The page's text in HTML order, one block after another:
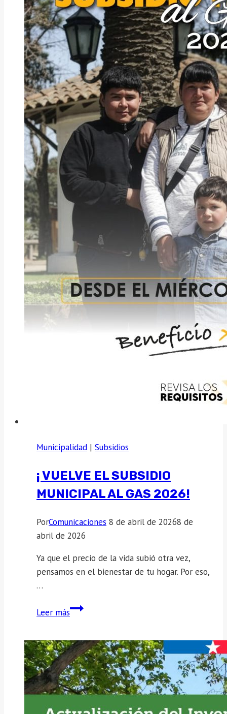
Municipalidad | Subsidios
¡ VUELVE EL SUBSIDIO
MUNICIPAL AL GAS 2026!
PorComunicaciones 8 de abril de 20268 de
abril de 2026
Ya que el precio de la vida subió otra vez,
pensamos en el bienestar de tu hogar. Por eso,
…
Leer más¡
SUBSIDIO
MUNICIPAL
AL
GAS